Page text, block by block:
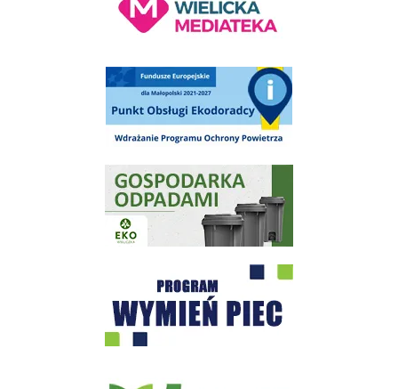
Punkt Obsługi Ekodoradcy Wieliczka
Gospodarka odpadami na terenie Miasta i Gminy Wieliczka
Program "Czyste Powietrze" - Wieliczka